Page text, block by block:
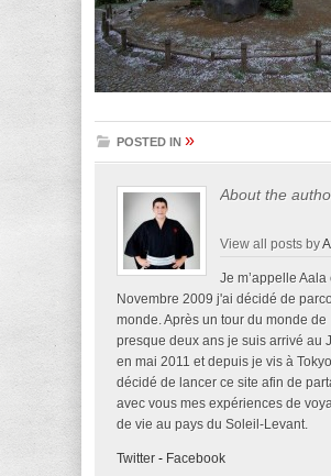
POSTED IN »
About the
View all posts by
Je m’appelle Aala
Novembre 2009 j'ai décidé de
monde. Après un tour du monde de
presque deux ans je suis arrivé au
en mai 2011 et depuis je vis à
décidé de lancer ce site afin de
avec vous mes expériences de
de vie au pays du Soleil-Levant.
Twitter - Facebook